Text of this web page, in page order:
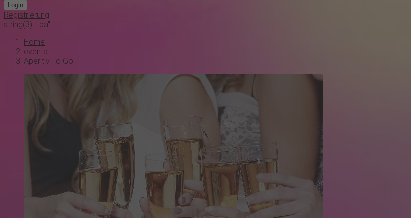
Login
Registrierung
string(3) "tba"
Home
events
Aperitiv To Go